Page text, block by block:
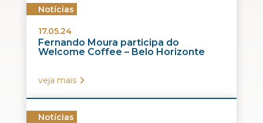
Notícias
17.05.24
Fernando Moura participa do
Welcome Coffee – Belo Horizonte
veja mais
Notícias